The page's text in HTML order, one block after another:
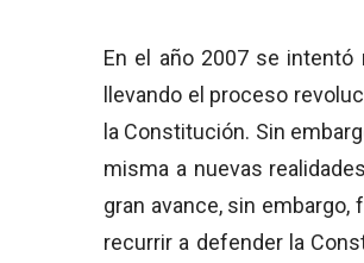
En el año 2007 se
llevando el proceso
la Constitución. Sin
misma a nuevas
gran avance, sin
recurrir a defender la